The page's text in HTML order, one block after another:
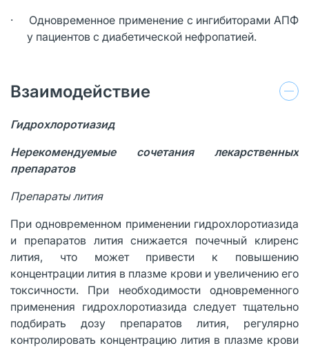
· Одновременное применение с ингибиторами АПФ
у пациентов с диабетической нефропатией.
Взаимодействие
Гидрохлоротиазид
Нерекомендуемые сочетания лекарственных
препаратов
Препараты лития
При одновременном применении гидрохлоротиазида
и препаратов лития снижается почечный клиренс
лития, что может привести к повышению
концентрации лития в плазме крови и увеличению его
токсичности. При необходимости одновременного
применения гидрохлоротиазида следует тщательно
подбирать дозу препаратов лития, регулярно
контролировать концентрацию лития в плазме крови